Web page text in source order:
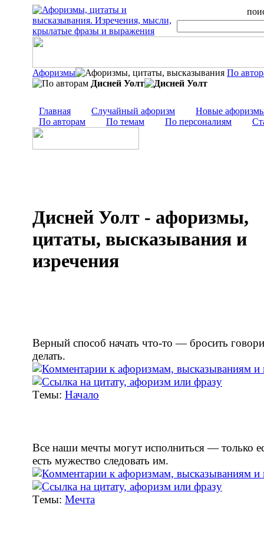
Афоризмы
По
Дисней Уолт
Главная Случайный афоризм
Новые
По авторам
По темам По персоналиям
Дисней Уолт - афоризмы,
цитаты, высказывания и
изречения
Верный способ начать что-то — бросить
делать.
Tемы: Начало
Все наши мечты могут исполниться — только
есть мужество следовать им.
Tемы: Мечта